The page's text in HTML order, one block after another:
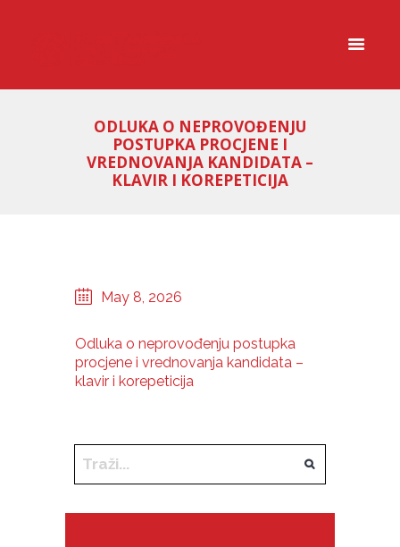
ODLUKA O NEPROVOĐENJU
POSTUPKA PROCJENE I
VREDNOVANJA KANDIDATA –
KLAVIR I KOREPETICIJA
May 8, 2026
Odluka o neprovođenju postupka
procjene i vrednovanja kandidata –
klavir i korepeticija